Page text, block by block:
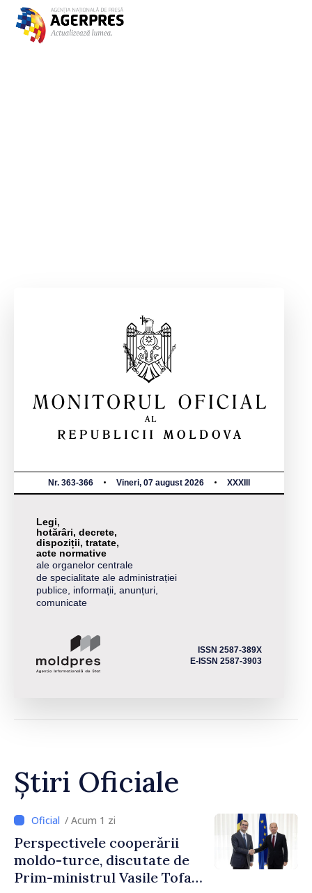
Nr. 363-366 Vineri, 07 august 2026 XXXIII
Legi,
hotărâri, decrete,
dispoziții, tratate,
acte normative
ale organelor centrale
de specialitate ale administrației
publice, informații, anunțuri,
comunicate
ISSN 2587-389X
E-ISSN 2587-3903
Știri Oficiale
/ Acum 1 zi
Perspectivele cooperării
moldo-turce, discutate de
Prim-ministrul Vasile Tofan